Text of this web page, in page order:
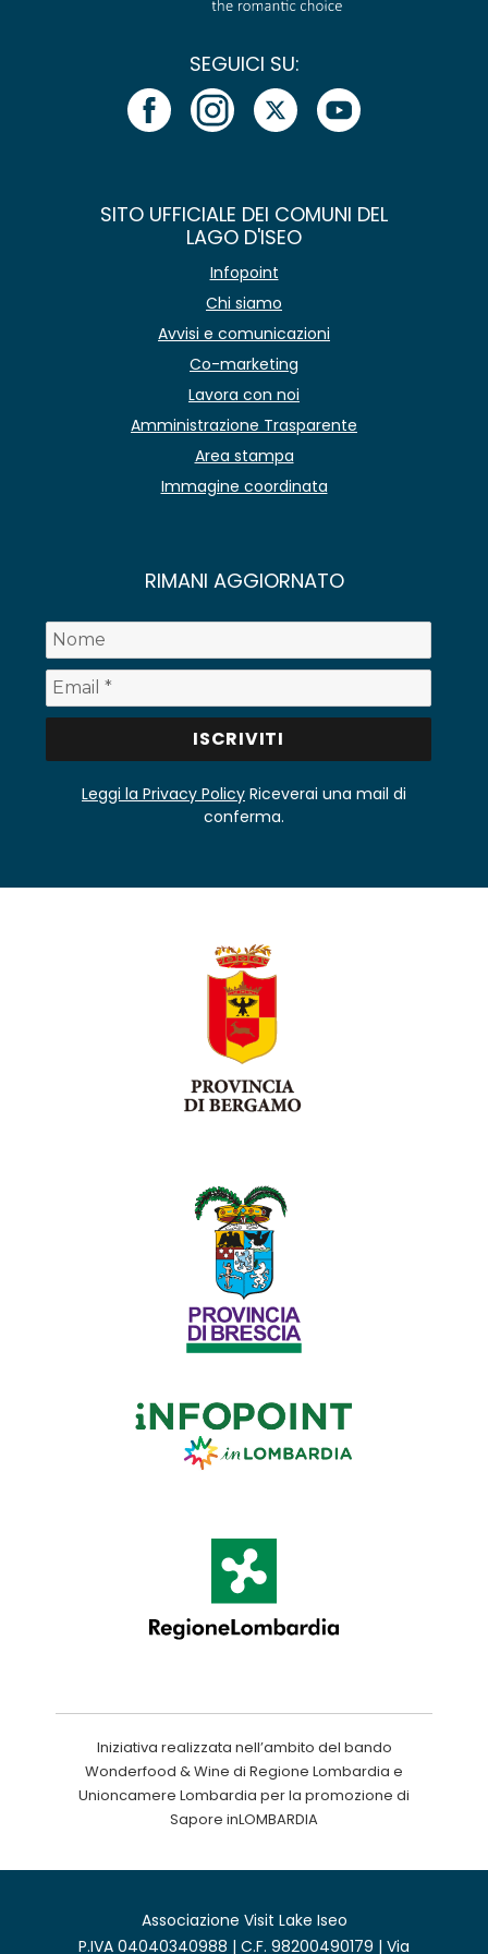
SEGUICI SU:
SITO UFFICIALE DEI COMUNI DEL
LAGO D'ISEO
Infopoint
Chi siamo
Avvisi e comunicazioni
Co-marketing
Lavora con noi
Amministrazione Trasparente
Area stampa
Immagine coordinata
RIMANI AGGIORNATO
Leggi la Privacy Policy Riceverai una mail di
conferma.
Iniziativa realizzata nell’ambito del bando
Wonderfood & Wine di Regione Lombardia e
Unioncamere Lombardia per la promozione di
Sapore inLOMBARDIA
Associazione Visit Lake Iseo
P.IVA 04040340988 | C.F. 98200490179 | Via